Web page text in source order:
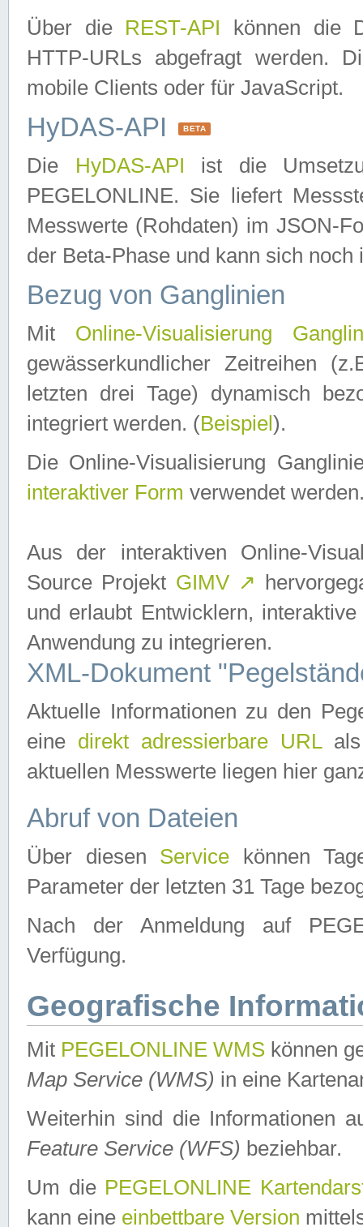
Über die REST-API können die
HTTP-URLs abgefragt werden.
mobile Clients oder für JavaScript.
HyDAS-API BETA
Die HyDAS-API ist die
PEGELONLINE. Sie liefert
Messwerte (Rohdaten) im JSON-
der Beta-Phase und kann sich noch
Bezug von Ganglinien
Mit Online-Visualisierung
gewässerkundlicher Zeitreihen
letzten drei Tage) dynamisch
integriert werden. (Beispiel ).
Die Online-Visualisierung
interaktiver Form verwendet
Aus der interaktiven Online-
Source Projekt GIMV ↗
und erlaubt Entwicklern,
Anwendung zu integrieren.
XML-Dokument
Aktuelle Informationen zu den
eine direkt adressierbare URLals
aktuellen Messwerte liegen hier
Abruf von Dateien
Über diesen Service können
Parameter der letzten 31 Tage
Nach der Anmeldung auf
Verfügung.
Geografische
Mit PEGELONLINE WMS können
Map Service (WMS) in eine
Weiterhin sind die Informationen
Feature Service (WFS) beziehbar.
Um die PEGELONLINE
kann eine einbettbare Version